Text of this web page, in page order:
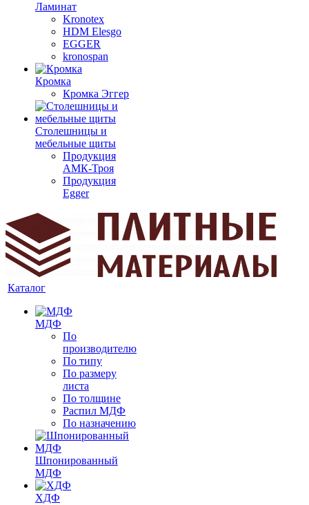
Ламинат
Kronotex
HDM Elesgo
EGGER
kronospan
Кромка
Кромка Эггер
Столешницы и
мебельные щиты
Продукция
АМК-Троя
Продукция
Egger
Каталог
МДФ
По
производителю
По типу
По размеру
листа
По толщине
Распил МДФ
По назначению
Шпонированный
МДФ
ХДФ